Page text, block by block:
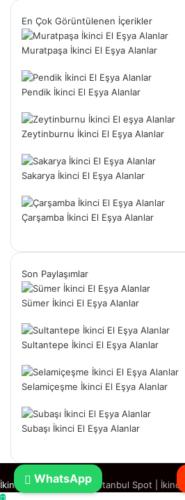
En Çok Görüntülenen İçerikler
Muratpaşa İkinci El Eşya Alanlar
Pendik İkinci El Eşya Alanlar
Zeytinburnu İkinci El Eşya Alanlar
Sakarya İkinci El Eşya Alanlar
Çarşamba İkinci El Eşya Alanlar
Son Paylaşımlar
Sümer İkinci El Eşya Alanlar
Sultantepe İkinci El Eşya Alanlar
Selamiçeşme İkinci El Eşya Alanlar
Subaşı İkinci El Eşya Alanlar
İkinci El Eşya Alanlar | İstanbul Spot
İkinci
WhatsApp